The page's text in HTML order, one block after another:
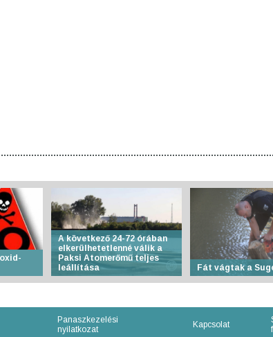
A következő 24-72 órában
elkerülhetetlenné válik a
Paksi Atomerőmű teljes
leállítása
Fát vágtak a
Panaszkezelési
nyilatkozat
Kapcsolat